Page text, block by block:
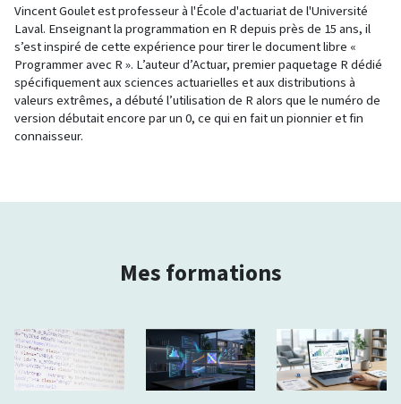
Vincent Goulet est professeur à l'École d'actuariat de l'Université
Laval. Enseignant la programmation en R depuis près de 15 ans, il
s’est inspiré de cette expérience pour tirer le document libre «
Programmer avec R ». L’auteur d’Actuar, premier paquetage R dédié
spécifiquement aux sciences actuarielles et aux distributions à
valeurs extrêmes, a débuté l’utilisation de R alors que le numéro de
version débutait encore par un 0, ce qui en fait un pionnier et fin
connaisseur.
Mes formations